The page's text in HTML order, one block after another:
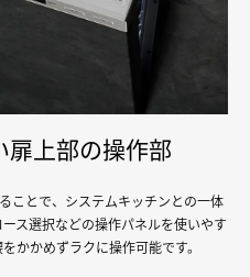
扉上部の操作部
ことで、システムキッチンとの⼀体
ス選択などの操作パネルを使いやす
かかめずラクに操作可能です。